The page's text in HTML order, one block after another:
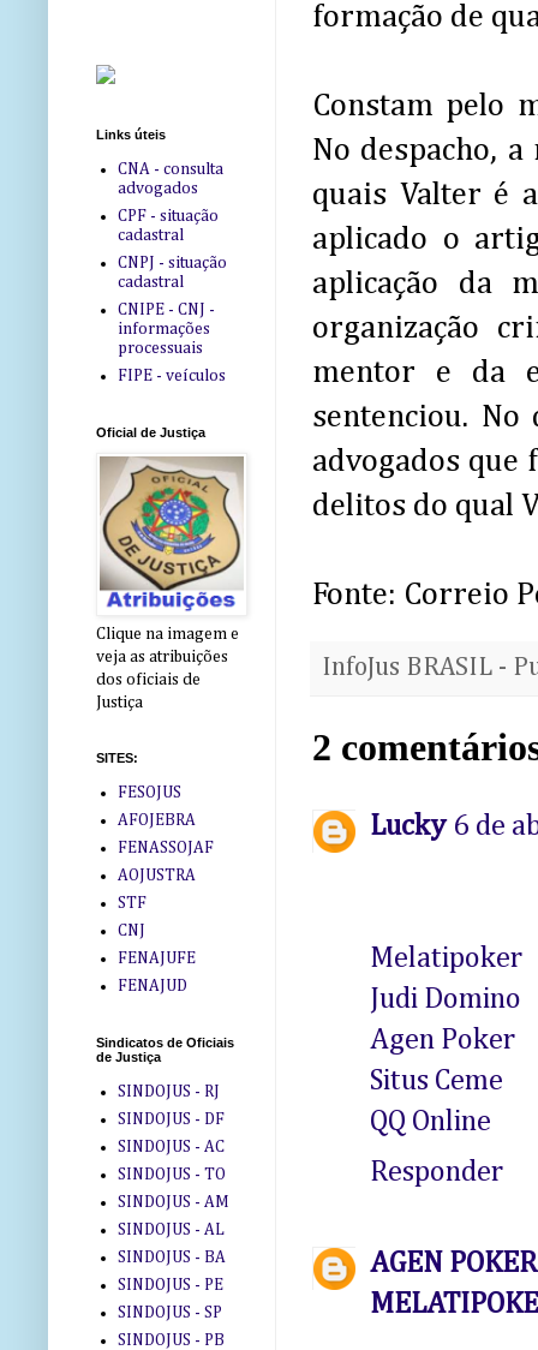
formação de
Constam pelo
No despacho,
quais Valter é
aplicado o
aplicação da
organização
mentor e da
sentenciou.
advogados que
delitos do qual
Fonte: Correio
InfoJus BRASIL -
2
Lucky 6 de
Melatipoker
Judi Domino
Agen Poker
Situs Ceme
QQ Online
Responder
AGEN
Links úteis
CNA - consulta
advogados
CPF - situação
cadastral
CNPJ - situação
cadastral
CNIPE - CNJ -
informações
processuais
FIPE - veículos
Oficial de Justiça
Clique na imagem e
veja as atribuições
dos oficiais de
Justiça
SITES:
FESOJUS
AFOJEBRA
FENASSOJAF
AOJUSTRA
STF
CNJ
FENAJUFE
FENAJUD
Sindicatos de Oficiais
de Justiça
SINDOJUS - RJ
SINDOJUS - DF
SINDOJUS - AC
SINDOJUS - TO
SINDOJUS - AM
SINDOJUS - AL
SINDOJUS - BA
SINDOJUS - PE
SINDOJUS - SP
SINDOJUS - PB